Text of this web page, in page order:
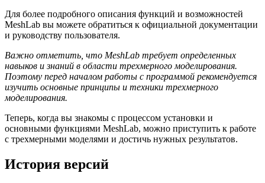
Для более подробного описания функций и возможностей
MeshLab вы можете обратиться к официальной документации
и руководству пользователя.
Важно отметить, что MeshLab требует определенных
навыков и знаний в области трехмерного моделирования.
Поэтому перед началом работы с программой рекомендуется
изучить основные принципы и техники трехмерного
моделирования.
Теперь, когда вы знакомы с процессом установки и
основными функциями MeshLab, можно приступить к работе
с трехмерными моделями и достичь нужных результатов.
История версий